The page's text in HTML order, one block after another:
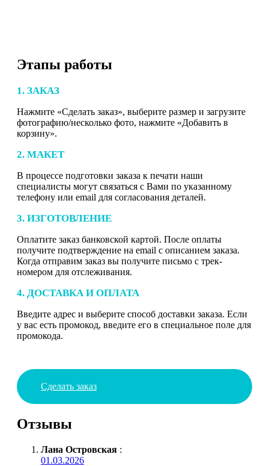
Этапы работы
1. ЗАКАЗ
Нажмите «Сделать заказ», выберите размер и загрузите
фотографию/несколько фото, нажмите «Добавить в
корзину».
2. МАКЕТ
В процессе подготовки заказа к печати наши
специалисты могут связаться с Вами по указанному
телефону или email для согласования деталей.
3. ИЗГОТОВЛЕНИЕ
Оплатите заказ банковской картой. После оплаты
получите подтверждение на email с описанием заказа.
Когда отправим заказ вы получите письмо с трек-
номером для отслеживания.
4. ДОСТАВКА И ОПЛАТА
Введите адрес и выберите способ доставки заказа. Если
у вас есть промокод, введите его в специальное поле для
промокода.
Сделать заказ
Отзывы
Лана Островская :
01.03.2026